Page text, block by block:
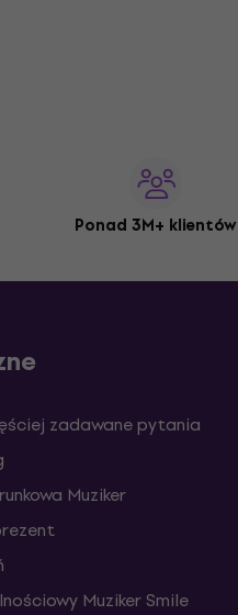
Ponad 3M+ klientów
zadawane pytania
Muziker
Muziker Smile